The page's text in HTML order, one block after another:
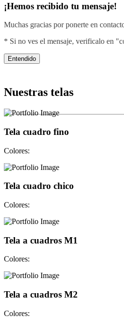
¡Hemos recibido tu mensaje!
Muchas gracias por ponerte en
* Si no ves el mensaje, verificalo en
Entendido
Nuestras telas
Tela cuadro fino
Colores:
Tela cuadro chico
Colores:
Tela a cuadros M1
Colores:
Tela a cuadros M2
Colores: